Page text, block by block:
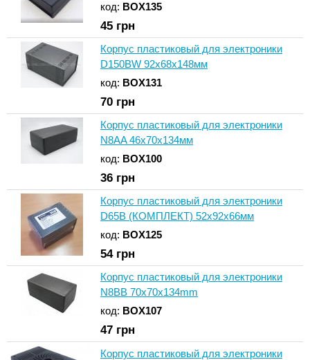
код: BOX135
45 грн
Корпус пластиковый для электроники
D150BW 92x68x148мм
код: BOX131
70 грн
Корпус пластиковый для электроники
N8AA 46x70x134мм
код: BOX100
36 грн
Корпус пластиковый для электроники
D65B (КОМПЛЕКТ) 52x92x66мм
код: BOX125
54грн
Корпус пластиковый для электроники
N8BB 70x70x134mm
код: BOX107
47 грн
Корпус пластиковый для электроники